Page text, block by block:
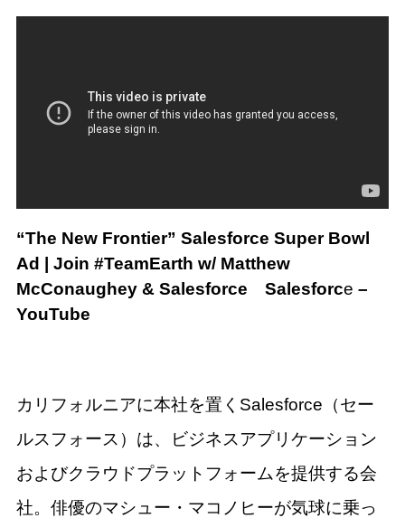
“The New Frontier” Salesforce Super Bowl
Ad | Join #TeamEarth w/ Matthew
McConaughey & Salesforce Salesforce –
YouTube
カリフォルニアに本社を置くSalesforce（セー
ルスフォース）は、ビジネスアプリケーション
およびクラウドプラットフォームを提供する会
社。俳優のマシュー・マコノヒーが気球に乗っ